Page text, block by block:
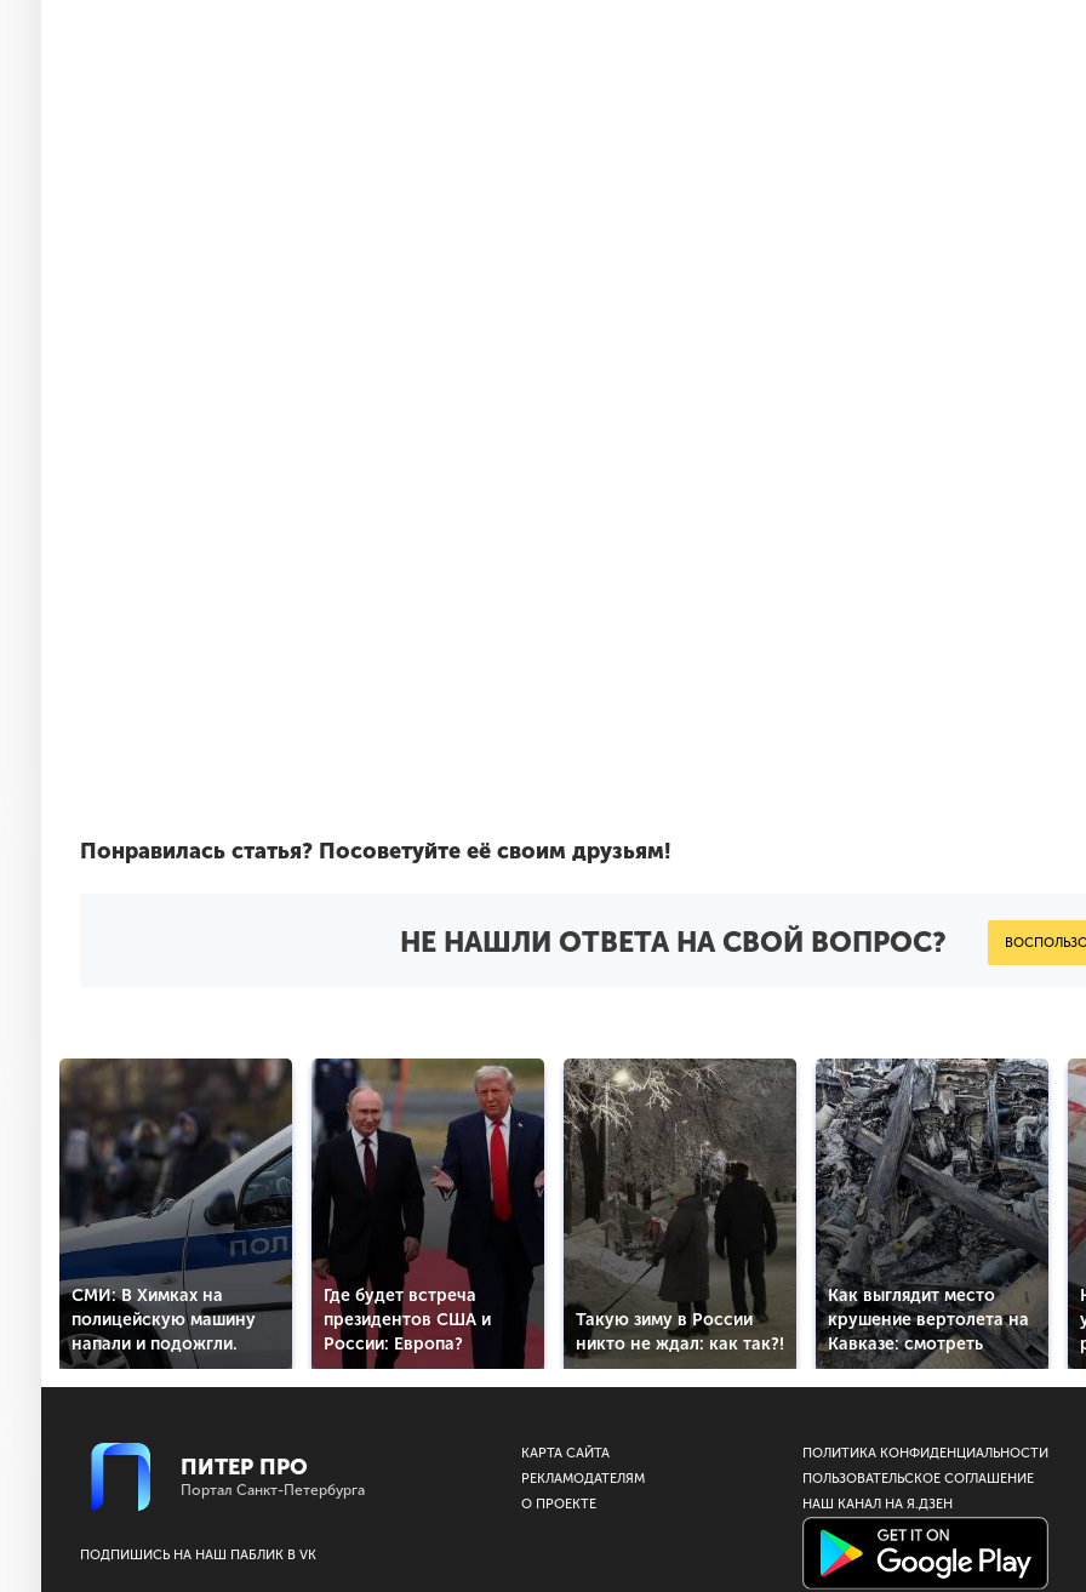
Понравилась статья?Посоветуйте её своим друзьям!
НЕ НАШЛИ ОТВЕТА НА СВОЙ ВОПРОС?
СМИ: В Химках на
полицейскую машину
напали и подожгли.
Где будет встреча
президентов США и
России: Европа?
Такую зиму в России
никто не ждал: как так?!
Как выглядит место
крушение вертолета на
Кавказе: смотреть
ПИТЕР ПРО
Портал Санкт-Петербурга
ПОДПИШИСЬ НА НАШ ПАБЛИК В VK
КАРТА САЙТА
РЕКЛАМОДАТЕЛЯМ
О ПРОЕКТЕ
ПОЛИТИКА КОНФИДЕНЦИАЛЬНОСТИ
ПОЛЬЗОВАТЕЛЬСКОЕ СОГЛАШЕНИЕ
НАШ КАНАЛ НА Я.ДЗЕН